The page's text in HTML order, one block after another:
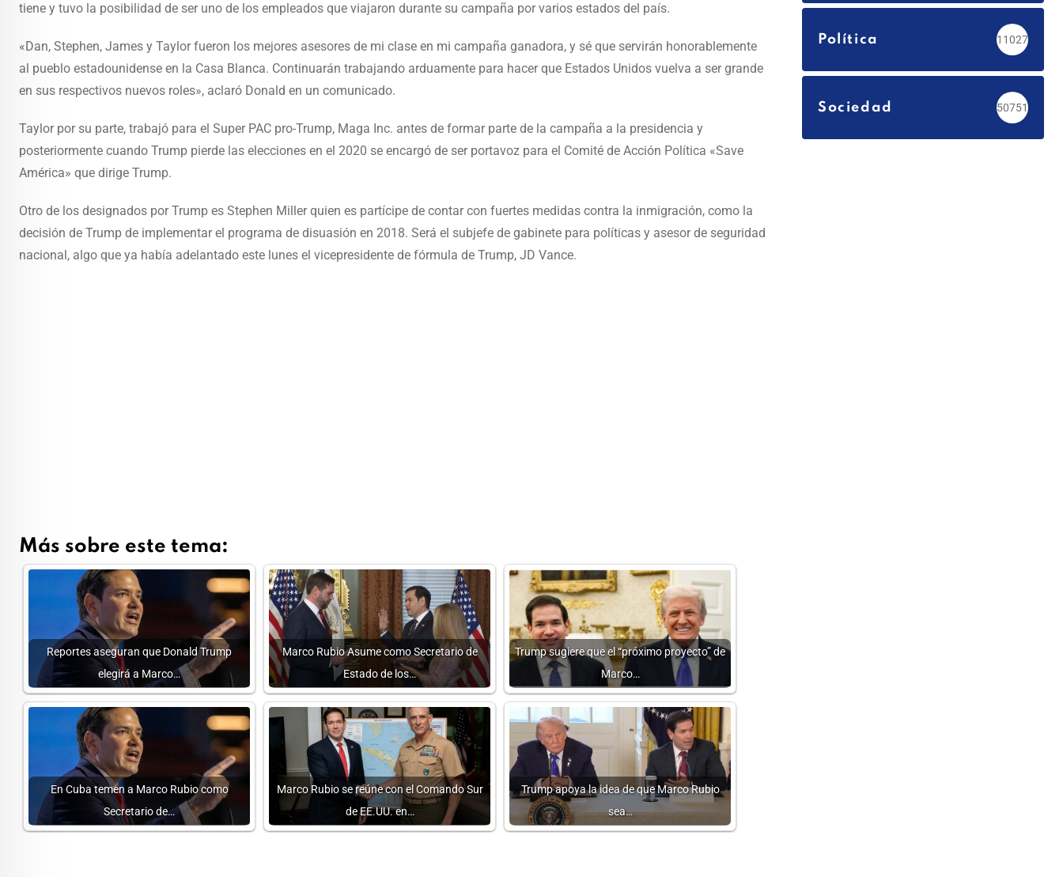
tiene y tuvo la posibilidad de ser uno de los empleados que viajaron durante su campaña por varios estados del país.
«Dan, Stephen, James y Taylor fueron los mejores asesores de mi clase en mi campaña ganadora, y sé que servirán honorablemente
al pueblo estadounidense en la Casa Blanca. Continuarán trabajando arduamente para hacer que Estados Unidos vuelva a ser grande
en sus respectivos nuevos roles», aclaró Donald en un comunicado.
Taylor por su parte, trabajó para el Super PAC pro-Trump, Maga Inc. antes de formar parte de la campaña a la presidencia y
posteriormente cuando Trump pierde las elecciones en el 2020 se encargó de ser portavoz para el Comité de Acción Política «Save
América» que dirige Trump.
Otro de los designados por Trump es Stephen Miller quien es partícipe de contar con fuertes medidas contra la inmigración, como la
decisión de Trump de implementar el programa de disuasión en 2018. Será el subjefe de gabinete para políticas y asesor de seguridad
nacional, algo que ya había adelantado este lunes el vicepresidente de fórmula de Trump, JD Vance.
Más sobre este tema:
Reportes aseguran que Donald Trump
elegirá a Marco…
Marco Rubio Asume como Secretario de
Estado de los…
Trump sugiere que el “próximo proyecto” de
Marco…
En Cuba temen a Marco Rubio como
Secretario de…
Marco Rubio se reúne con el Comando Sur
de EE.UU. en…
Trump apoya la idea de que Marco Rubio
sea…
Política 11027
Sociedad 50751